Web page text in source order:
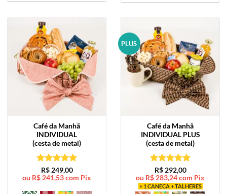
Café da Manhã
INDIVIDUAL
(cesta de metal)
Avaliação5
de 5
R$249,00
ou R$ 241,53com Pix
PLUS
Café da Manhã
INDIVIDUAL PLUS
(cesta de metal)
Avaliação5
de 5
R$292,00
ou R$ 283,24com Pix
+ 1 CANECA + TALHERES